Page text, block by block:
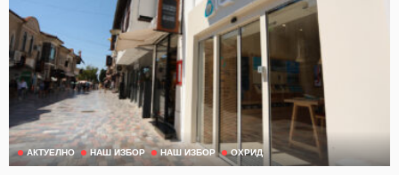
АКТУЕЛНО НАШ ИЗБОР НАШ ИЗБОР ОХРИД